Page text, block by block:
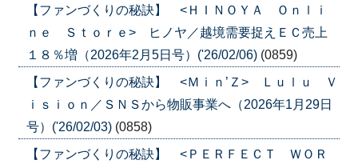
【ファンづくりの秘訣】 <ＨＩＮＯＹＡ Ｏｎｌｉ
ｎｅ Ｓｔｏｒｅ> ヒノヤ／越境需要捉えＥＣ売上
１８％増（2026年2月5日号）('26/02/06) (0859)
【ファンづくりの秘訣】 <Ｍｉｎ’Ｚ> Ｌｕｌｕ Ｖ
ｉｓｉｏｎ／ＳＮＳから物販事業へ（2026年1月29日
号）('26/02/03) (0858)
【ファンづくりの秘訣】 <ＰＥＲＦＥＣＴ ＷＯＲ